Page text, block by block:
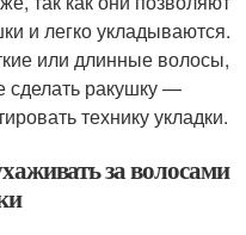
и легко укладываются.
или длинные волосы,
сделать ракушку —
технику укладки.
за волосами